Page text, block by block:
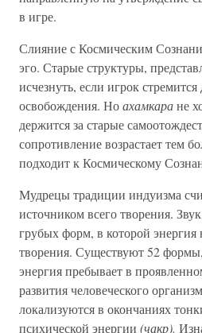
в игре.
Слияние с Космическим
эго. Старые структуры,
исчезнуть, если игрок стремится
освобождения. Ноахамкаране
держится за старые
сопротивление возрастает тем
подходит к Космическому
Мудрецы традиции индуизма
источником всего творения.
грубых форм, в которой энергия
творения. Существуют 52
энергия пребывает в
развития человеческого
локализуются в окончаниях
психической энергии (чакр).